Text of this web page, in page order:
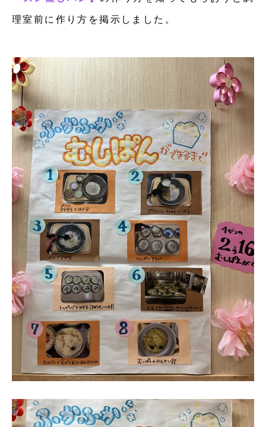
理室前に作り方を掲示しました。